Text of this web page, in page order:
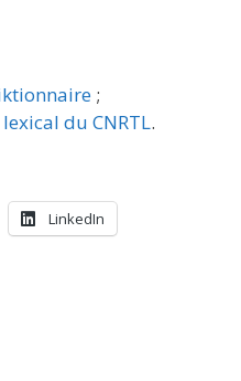
;
du CNRTL.
LinkedIn